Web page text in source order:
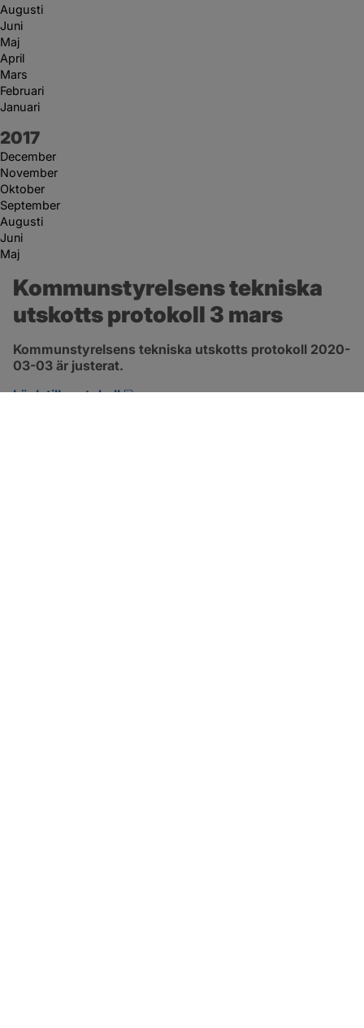
Augusti
Juni
Maj
April
Mars
Februari
Januari
År:
2017
December
November
Oktober
September
Augusti
Juni
Maj
Kommunstyrelsens tekniska
utskotts protokoll 3 mars
Kommunstyrelsens tekniska utskotts protokoll 2020-
03-03 är justerat.
Länk till protokoll
pdf, 380.7 kB, öppnas i nytt fönster.